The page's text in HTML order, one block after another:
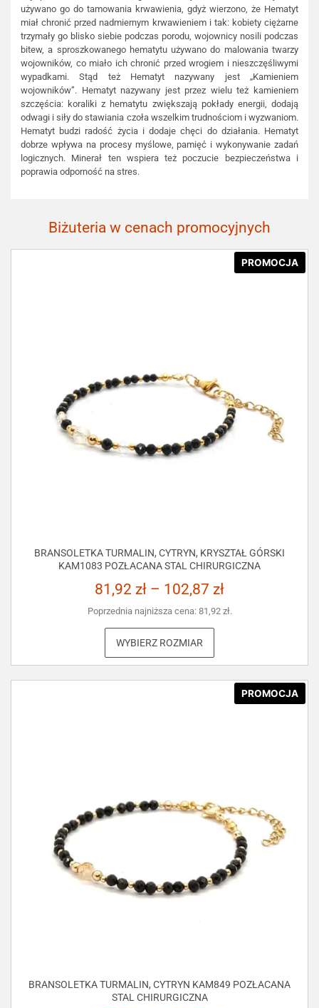
używano go do tamowania krwawienia, gdyż wierzono, że Hematyt
miał chronić przed nadmiernym krwawieniem i tak: kobiety ciężarne
trzymały go blisko siebie podczas porodu, wojownicy nosili podczas
bitew, a sproszkowanego hematytu używano do malowania twarzy
wojowników, co miało ich chronić przed wrogiem i nieszczęśliwymi
wypadkami. Stąd też Hematyt nazywany jest „Kamieniem
wojowników”. Hematyt nazywany jest przez wielu też kamieniem
szczęścia: koraliki z hematytu zwiększają pokłady energii, dodają
odwagi i siły do stawiania czoła wszelkim trudnościom i wyzwaniom.
Hematyt budzi radość życia i dodaje chęci do działania. Hematyt
dobrze wpływa na procesy myślowe, pamięć i wykonywanie zadań
logicznych. Minerał ten wspiera też poczucie bezpieczeństwa i
poprawia odporność na stres.
Biżuteria w cenach promocyjnych
PROMOCJA
BRANSOLETKA TURMALIN, CYTRYN, KRYSZTAŁ GÓRSKI
KAM1083 POZŁACANA STAL CHIRURGICZNA
81,92 zł – 102,87 zł
Poprzednia najniższa cena: 81,92 zł.
WYBIERZ ROZMIAR
PROMOCJA
BRANSOLETKA TURMALIN, CYTRYN KAM849 POZŁACANA
STAL CHIRURGICZNA